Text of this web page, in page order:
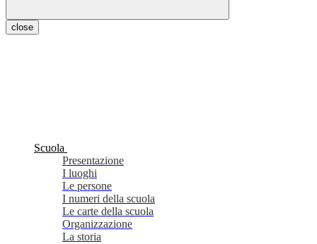
close
Scuola
Presentazione
I luoghi
Le persone
I numeri della scuola
Le carte della scuola
Organizzazione
La storia